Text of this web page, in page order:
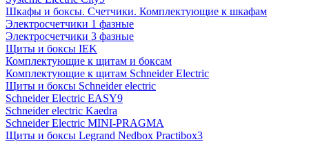
Шкафы и боксы. Счетчики. Комплектующие к шкафам
Электросчетчики 1 фазные
Электросчетчики 3 фазные
Щиты и боксы IEK
Комплектующие к щитам и боксам
Комплектующие к щитам Schneider Electric
Щиты и боксы Schneider electric
Schneider Electric EASY9
Schneider electric Kaedra
Schneider Electric MINI-PRAGMA
Щиты и боксы Legrand Nedbox Practibox3